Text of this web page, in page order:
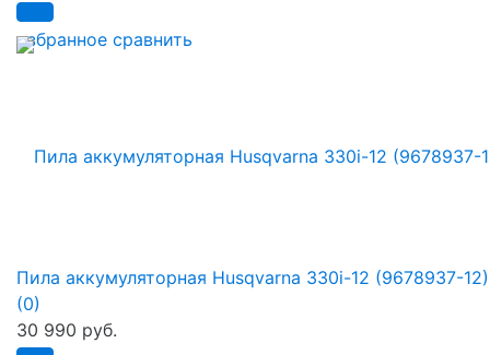
избранное сравнить
Пила аккумуляторная Husqvarna 330i-12 (9678937-12)
(0)
30 990 руб.